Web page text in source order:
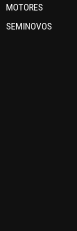
MOTORES
SEMINOVOS